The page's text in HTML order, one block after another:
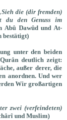
die (dir fremden)
du den Genuss im
Abû Dawûd und At-
bestätigt)
unter den beiden
deutlich zeigt:
außer derer, die
anordnen. Und wer
Wir großartigen
zwei (verfeindeten)
und Muslim)